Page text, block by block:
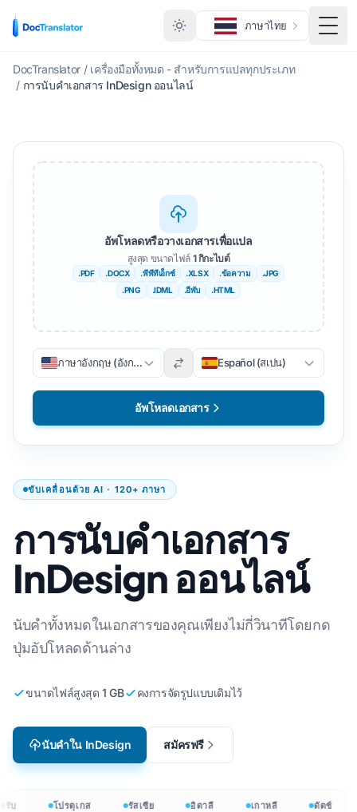
ภาษาไทย
สลับ
DocTranslator / เครื่องมือทั้งหมด - สำหรับการแปลทุกประเภท
/ การนับคำเอกสาร InDesign ออนไลน์
ขับเคลื่อนด้วย AI · 120+ ภาษา
การนับคำเอกสาร
InDesign ออนไลน์
นับคำทั้งหมดในเอกสารของคุณเพียงไม่กี่วินาทีโดยกด
ปุ่มอัปโหลดด้านล่าง
ขนาดไฟล์สูงสุด 1 GB คงการจัดรูปแบบเดิมไว้
นับคำใน InDesign สมัครฟรี
อัพโหลดหรือวางเอกสารเพื่อแปล
สูงสุด ขนาดไฟล์ 1 กิกะไบต์
.PDF .DOCX .พีพีทีเอ็กซ์ .XLSX .ข้อความ
.JPG
.PNG
.IDML .อีพับ .HTML
ภาษาอังกฤษ (อังกฤษ) Español (สเปน)
อัพโหลดเอกสาร
รับ โปรตุเกส รัสเซีย อิตาลี เกาหลี ดัตช์